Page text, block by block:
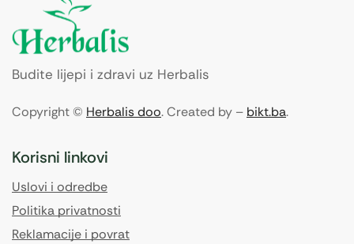
Budite lijepi i zdravi uz Herbalis
Copyright © Herbalis doo. Created by – bikt.ba.
Korisni linkovi
Uslovi i odredbe
Politika privatnosti
Reklamacije i povrat